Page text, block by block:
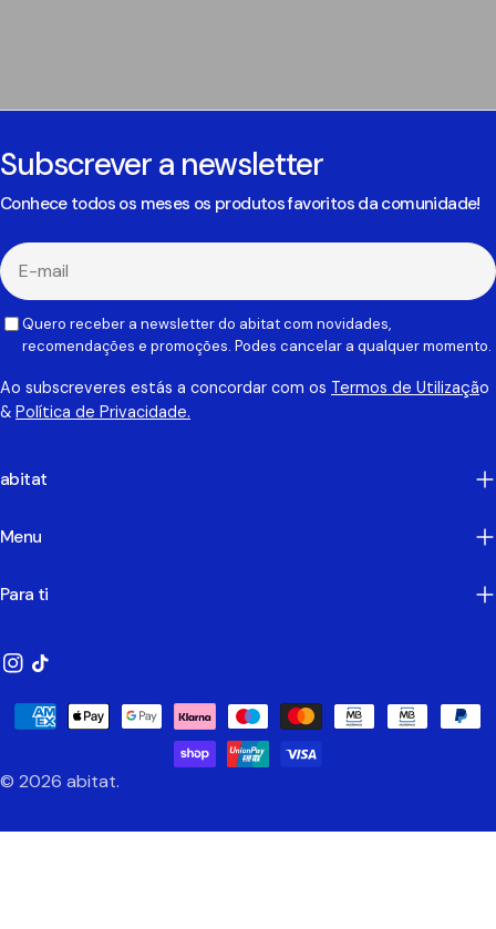
Subscrever a newsletter
Conhece todos os meses os produtos favoritos da comunidade!
E-
mail
Quero receber a newsletter do abitat com novidades,
recomendações e promoções. Podes cancelar a qualquer momento.
Ao subscreveres estás a concordar com os Termos de Utilização
& Política de Privacidade.
abitat
Menu
Para ti
Instagram
TikTok
© 2026 abitat.
Métodos
Pagamento